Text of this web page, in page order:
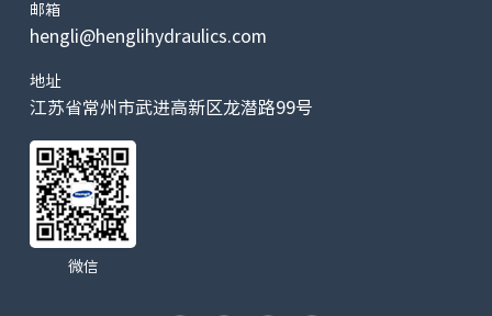
邮箱
hengli@henglihydraulics.com
地址
江苏省常州市武进高新区龙潜路99号
微信